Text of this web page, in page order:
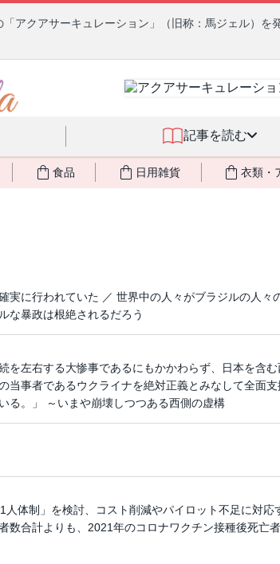
アクアサーキュレーション」（旧称：馬ジェル）を
記事を読む
食品 日用雑貨 衣類・
実に行われていた ／ 世界中の人々がブラジルの人々
な暴政は根絶されるだろう
を左右する大惨事であるにもかかわらず、日本を含
当事者であるウクライナを絶対正義とみなして全面支
る。」 ～いまや崩壊しつつある西側の虚構
体制」を検討、コスト削減やパイロット不足に対応
数合計よりも、2021年のコロナワクチン接種後死亡